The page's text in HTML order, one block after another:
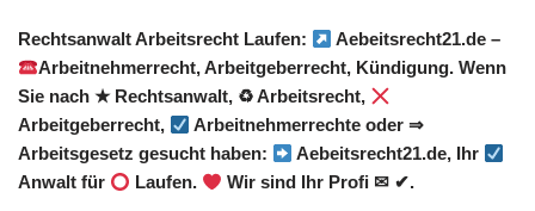
Rechtsanwalt Arbeitsrecht Laufen:
Aebeitsrecht21.de –
Arbeitnehmerrecht, Arbeitgeberrecht, Kündigung. Wenn
Sie nach ★ Rechtsanwalt, ♻ Arbeitsrecht,
Arbeitgeberrecht,
Arbeitnehmerrechte oder ⇒
Arbeitsgesetz gesucht haben:
Aebeitsrecht21.de, Ihr
Anwalt für
Laufen. Wir sind Ihr Profi ✉ ✔.